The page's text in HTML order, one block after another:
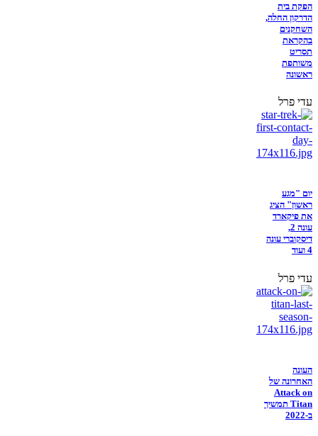
הפקת בית
הדרקון החלה,
השחקנים
בהקראת
תסריט
משותפת
ראשונה
עדי פרל
יום "מגע
ראשון" הציג
את פיקארד
עונה 2,
דיסקוברי עונה
4 ועוד
עדי פרל
העונה
האחרונה של
Attack on
Titan תמשיך
ב-2022